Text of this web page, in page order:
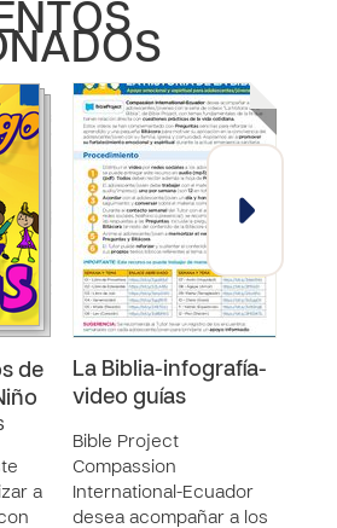
de
a
La Biblia-infografía-
video guías
Bible Project
Compassion
International-Ecuador
desea acompañar a los